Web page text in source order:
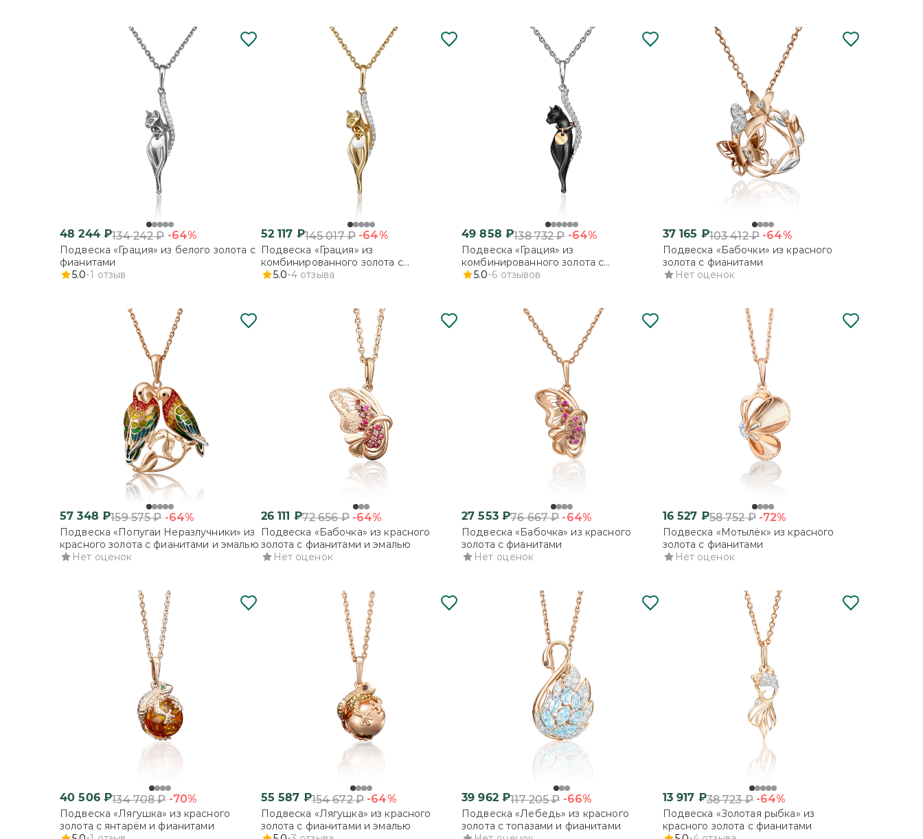
48 244₽134 242₽ -64%
Подвеска «Грация» из белого золота с
фианитами
5.0 1 отзыв
52 117 ₽145 017₽ -64%
Подвеска «Грация» из
комбинированного золота с
фианитами
5.0 4 отзыва
49 858 ₽138 732₽ -64%
Подвеска «Грация» из
комбинированного золота с
фианитами
5.0 6 отзывов
37 165 ₽103 412₽ -64%
Подвеска «Бабочки» из красного
золота с фианитами
Нет оценок
57 348 ₽159 575₽ -64%
Подвеска «Попугаи Неразлучники» из
красного золота с фианитами и эмалью
Нет оценок
26 111 ₽72 656₽ -64%
Подвеска «Бабочка» из красного
золота с фианитами и эмалью
Нет оценок
27 553₽76 667₽ -64%
Подвеска «Бабочка» из красного
золота с фианитами
Нет оценок
16 527 ₽58 752₽ -72%
Подвеска «Мотылёк» из красного
золота с фианитами
Нет оценок
40 506₽134 708₽ -70%
Подвеска «Лягушка» из красного
золота с янтарём и фианитами
55 587 ₽154 672₽ -64%
Подвеска «Лягушка» из красного
золота с фианитами и эмалью
39 962₽117 205₽ -66%
Подвеска «Лебедь» из красного
золота с топазами и фианитами
13 917 ₽38 723₽ -64%
Подвеска «Золотая рыбка» из
красного золота с фианитами